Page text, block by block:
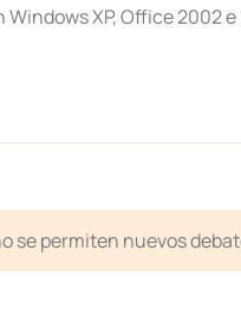
XP, Office 2002
se permiten nuevos